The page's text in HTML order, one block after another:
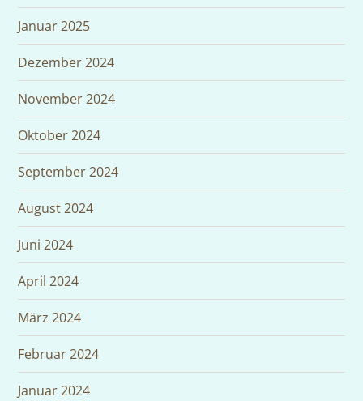
Januar 2025
Dezember 2024
November 2024
Oktober 2024
September 2024
August 2024
Juni 2024
April 2024
März 2024
Februar 2024
Januar 2024